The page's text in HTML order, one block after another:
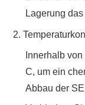
Lagerung
2. ‌
Innerhalb
C, um ein
Abbau der